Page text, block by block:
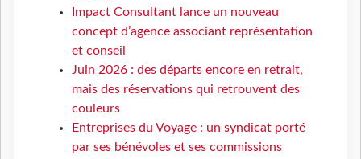
Impact Consultant lance un nouveau
concept d’agence associant représentation
et conseil
Juin 2026 : des départs encore en retrait,
mais des réservations qui retrouvent des
couleurs
Entreprises du Voyage : un syndicat porté
par ses bénévoles et ses commissions